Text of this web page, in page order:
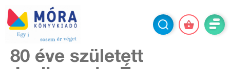
80 éve született